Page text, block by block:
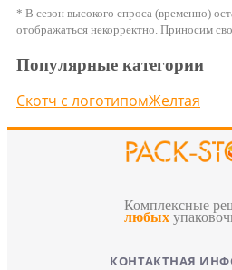
* В сезон высокого спроса (временно)
отображаться некорректно. Приносим
Популярные категории
Скотч с логотипомЖелтая
Комплексные
любых
КОНТАКТНАЯ